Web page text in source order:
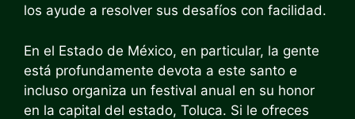
los ayude a resolver sus desafíos con facilidad.
En el Estado de México, en particular, la gente
está profundamente devota a este santo e
incluso organiza un festival anual en su honor
en la capital del estado, Toluca. Si le ofreces